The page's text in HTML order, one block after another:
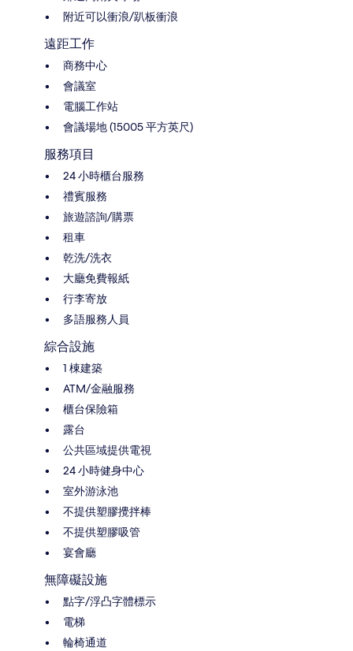
附近可以衝浪/趴板衝浪
遠距工作
商務中心
會議室
電腦工作站
會議場地 (15005 平方英尺)
服務項目
24 小時櫃台服務
禮賓服務
旅遊諮詢/購票
租車
乾洗/洗衣
大廳免費報紙
行李寄放
多語服務人員
綜合設施
1 棟建築
ATM/金融服務
櫃台保險箱
露台
公共區域提供電視
24 小時健身中心
室外游泳池
不提供塑膠攪拌棒
不提供塑膠吸管
宴會廳
無障礙設施
點字/浮凸字體標示
電梯
輪椅通道